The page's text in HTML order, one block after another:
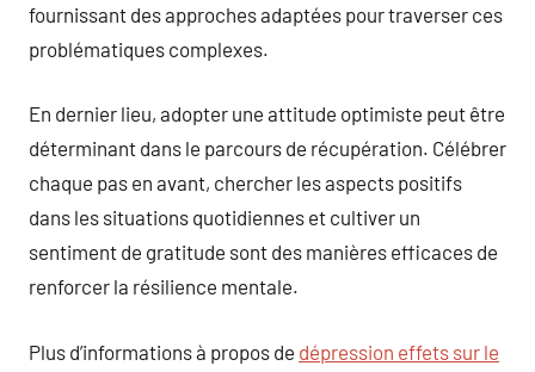
fournissant des approches adaptées pour traverser ces
problématiques complexes.
En dernier lieu, adopter une attitude optimiste peut être
déterminant dans le parcours de récupération. Célébrer
chaque pas en avant, chercher les aspects positifs
dans les situations quotidiennes et cultiver un
sentiment de gratitude sont des manières efficaces de
renforcer la résilience mentale.
Plus d’informations à propos de dépression effets sur le